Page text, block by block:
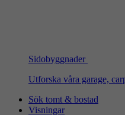
Sidobyggnader
Utforska våra garage,
Sök tomt & bostad
Visningar